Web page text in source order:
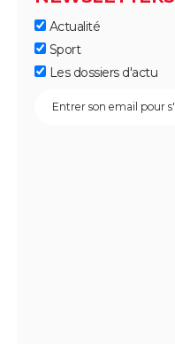
Actualité
Sport
Les dossiers d'actu